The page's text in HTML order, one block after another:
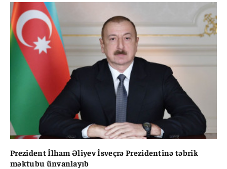
Prezident İlham Əliyev İsveçrə Prezidentinə təbrik
məktubu ünvanlayıb